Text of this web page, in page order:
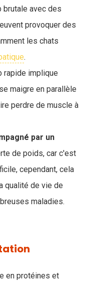
brutale avec des
t provoquer des
les chats
.
rapide implique
maigre en parallèle
perdre de muscle à
par un
de poids, car c'est
cependant, cela
qualité de vie de
maladies.
en protéines et